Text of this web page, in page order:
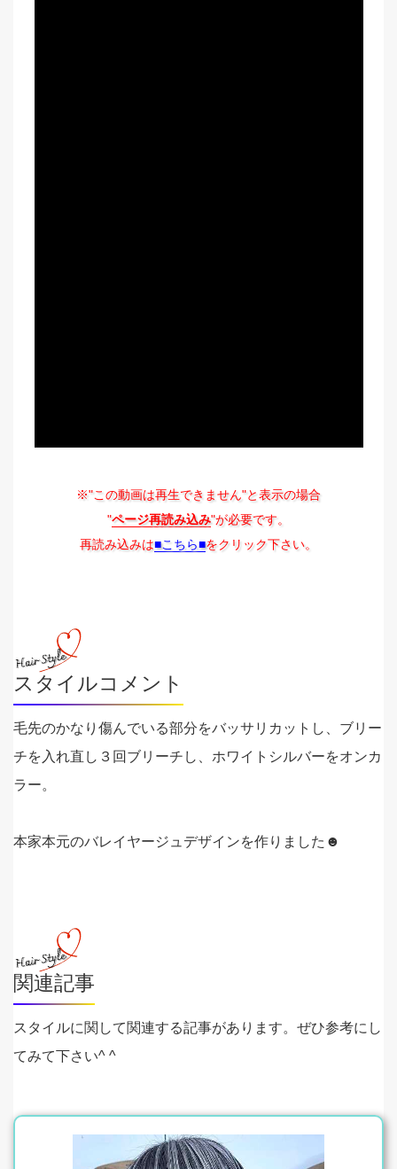
※"この動画は再生できません"と表示の場合
"ページ再読み込み"が必要です。
再読み込みは■こちら■をクリック下さい。
スタイルコメント
毛先のかなり傷んでいる部分をバッサリカットし、ブリー
チを入れ直し３回ブリーチし、ホワイトシルバーをオンカ
ラー。
本家本元のバレイヤージュデザインを作りました☻
関連記事
スタイルに関して関連する記事があります。ぜひ参考にし
てみて下さい^ ^